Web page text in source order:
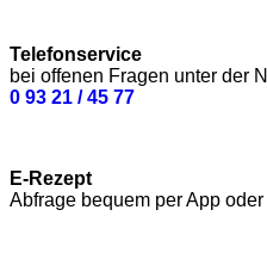
Telefonservice
bei offenen Fragen unter der
0 93 21 / 45 77
E-Rezept
Abfrage bequem per App